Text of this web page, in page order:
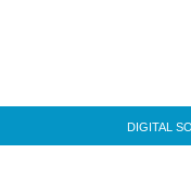
DIGITAL